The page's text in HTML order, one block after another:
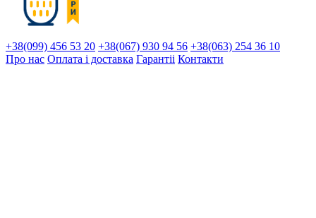
+38(099) 456 53 20 +38(067) 930 94 56 +38(063) 254 36 10
Про нас Оплата і доставка Гарантіi Контакти